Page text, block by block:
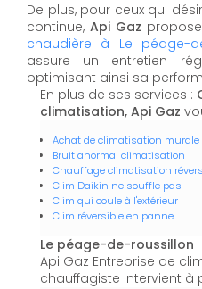
De plus, pour ceux qui
continue,Api Gaz
chaudière à Le péage-
assure un entretien
optimisant ainsi sa
En plus de ses services :
climatisation, Api Gaz
Achat de climatisation murale
Bruit anormal climatisation
Chauffage climatisation
Clim Daikin ne souffle pas
Clim qui coule à l'extérieur
Clim réversible en panne
Le péage-de-roussillon
Api Gaz Entreprise de
chauffagiste intervient à